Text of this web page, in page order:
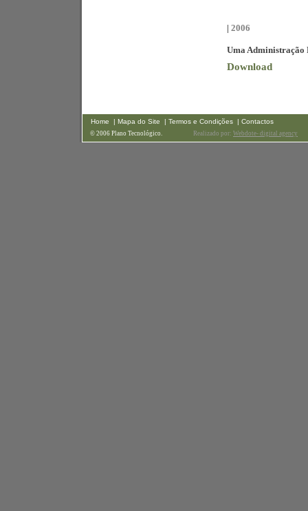
| 2006
Uma Administração
Download
Home | Mapa do Site | Termos e Condições | Contactos
© 2006 Plano Tecnológico. Realizado por: Webdote- digital agency